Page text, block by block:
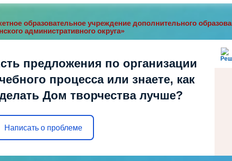
образовательное учреждение дополнительного
административного округа»
предложения по организации
процесса или знаете, как
Дом творчества лучше?
Написать о проблеме